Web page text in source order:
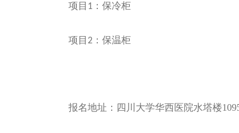
项目 1 ：保冷柜
项目 2 ：保温柜
报名地址：四川大学华西医院水塔楼